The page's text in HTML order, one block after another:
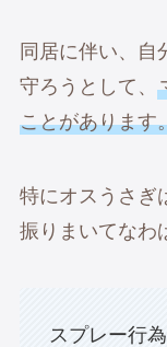
同居に伴い、自
守ろうとして、
ことがあります
特にオスうさぎ
振りまいてなわ
スプレー行